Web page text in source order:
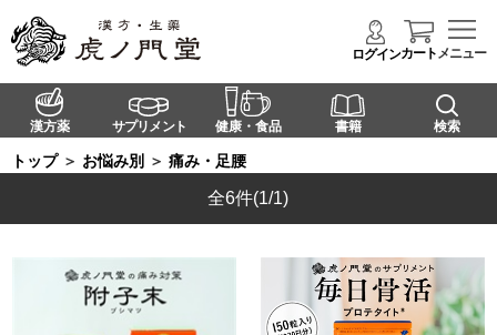
ログインカートメニュー
漢方薬 サプリメント 健康・食品 書籍 検索
トップ ＞ お悩み別 ＞ 痛み・足腰
全6件(1/1)